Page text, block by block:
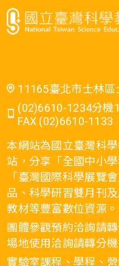
11165臺北市士林
(02)6610-1234分機
FAX (02)6610-1133
本網站為國立臺灣科
站，分享「全國中小
「臺灣國際科學展覽
品、科學研習雙月刊
教材等豐富數位資源。
團體參觀預約洽詢請
場地使用洽詢請轉分
實驗室課程、學程、